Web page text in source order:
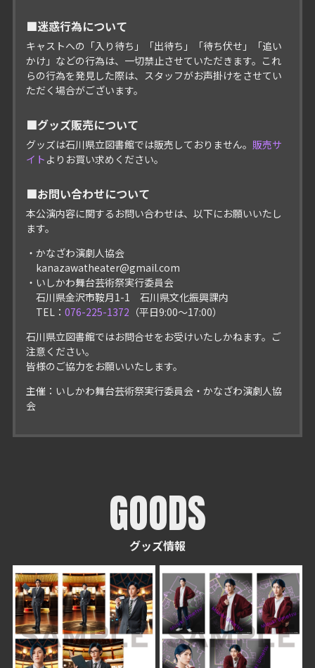
■迷惑行為について
キャストへの「入り待ち」「出待ち」「待ち伏せ」「追い
かけ」などの行為は、一切禁止させていただきます。 これ
らの行為を発見した際は、スタッフがお声掛けをさせてい
ただく場合がございます。
■グッズ販売について
グッズは石川県立図書館では販売しておりません。 販売サ
イト よりお買い求めください。
■お問い合わせについて
本公演内容に関するお問い合わせは、以下にお願いいたし
ます。
・かなざわ演劇人協会
kanazawatheater@gmail.com
・いしかわ舞台芸術祭実行委員会
石川県金沢市鞍月1-1 石川県文化振興課内
TEL： 076-225-1372 （平日9:00～17:00）
石川県立図書館ではお問合せをお受けいたしかねます。ご
注意ください。
皆様のご協力をお願いいたします。
主催：いしかわ舞台芸術祭実行委員会・かなざわ演劇人協
会
GOODS
グッズ情報